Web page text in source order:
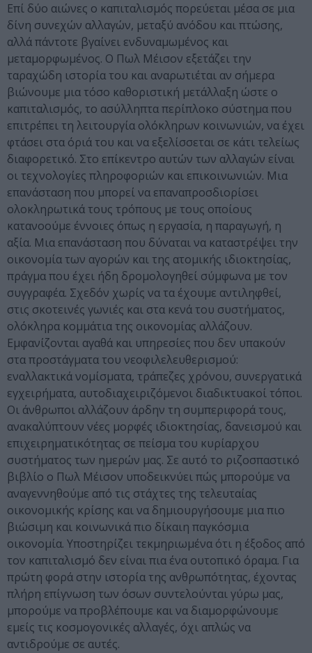
Επί δύο αιώνες ο καπιταλισμός πορεύεται μέσα σε μια
δίνη συνεχών αλλαγών, μεταξύ ανόδου και πτώσης,
αλλά πάντοτε βγαίνει ενδυναμωμένος και
μεταμορφωμένος. Ο Πωλ Μέισον εξετάζει την
ταραχώδη ιστορία του και αναρωτιέται αν σήμερα
βιώνουμε μια τόσο καθοριστική μετάλλαξη ώστε ο
καπιταλισμός, το ασύλληπτα περίπλοκο σύστημα που
επιτρέπει τη λειτουργία ολόκληρων κοινωνιών, να έχει
φτάσει στα όριά του και να εξελίσσεται σε κάτι τελείως
διαφορετικό. Στο επίκεντρο αυτών των αλλαγών είναι
οι τεχνολογίες πληροφοριών και επικοινωνιών. Μια
επανάσταση που μπορεί να επαναπροσδιορίσει
ολοκληρωτικά τους τρόπους με τους οποίους
κατανοούμε έννοιες όπως η εργασία, η παραγωγή, η
αξία. Μια επανάσταση που δύναται να καταστρέψει την
οικονομία των αγορών και της ατομικής ιδιοκτησίας,
πράγμα που έχει ήδη δρομολογηθεί σύμφωνα με τον
συγγραφέα. Σχεδόν χωρίς να τα έχουμε αντιληφθεί,
στις σκοτεινές γωνιές και στα κενά του συστήματος,
ολόκληρα κομμάτια της οικονομίας αλλάζουν.
Εμφανίζονται αγαθά και υπηρεσίες που δεν υπακούν
στα προστάγματα του νεοφιλελευθερισμού:
εναλλακτικά νομίσματα, τράπεζες χρόνου, συνεργατικά
εγχειρήματα, αυτοδιαχειριζόμενοι διαδικτυακοί τόποι.
Οι άνθρωποι αλλάζουν άρδην τη συμπεριφορά τους,
ανακαλύπτουν νέες μορφές ιδιοκτησίας, δανεισμού και
επιχειρηματικότητας σε πείσμα του κυρίαρχου
συστήματος των ημερών μας. Σε αυτό το ριζοσπαστικό
βιβλίο ο Πωλ Μέισον υποδεικνύει πώς μπορούμε να
αναγεννηθούμε από τις στάχτες της τελευταίας
οικονομικής κρίσης και να δημιουργήσουμε μια πιο
βιώσιμη και κοινωνικά πιο δίκαιη παγκόσμια
οικονομία. Υποστηρίζει τεκμηριωμένα ότι η έξοδος από
τον καπιταλισμό δεν είναι πια ένα ουτοπικό όραμα. Για
πρώτη φορά στην ιστορία της ανθρωπότητας, έχοντας
πλήρη επίγνωση των όσων συντελούνται γύρω μας,
μπορούμε να προβλέπουμε και να διαμορφώνουμε
εμείς τις κοσμογονικές αλλαγές, όχι απλώς να
αντιδρούμε σε αυτές.